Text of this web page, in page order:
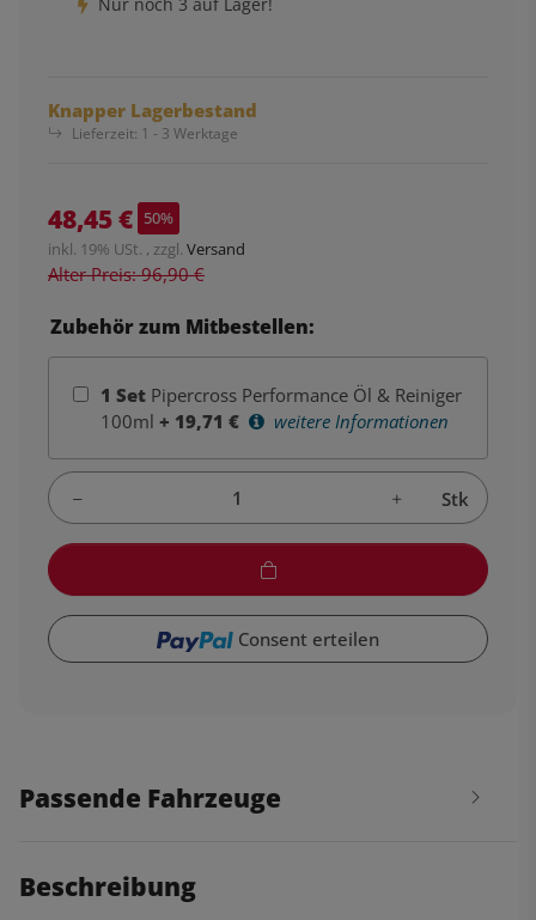
Knapper Lagerbestand
Lieferzeit: 1 - 3 Werktage
48,45 € 50%
inkl. 19% USt. , zzgl. Versand
Alter Preis: 96,90 €
Zubehör zum Mitbestellen:
1 Set Pipercross Performance Öl & Reiniger
100ml + 19,71 € weitere Informationen
Stk
Consent erteilen
Passende Fahrzeuge
Beschreibung